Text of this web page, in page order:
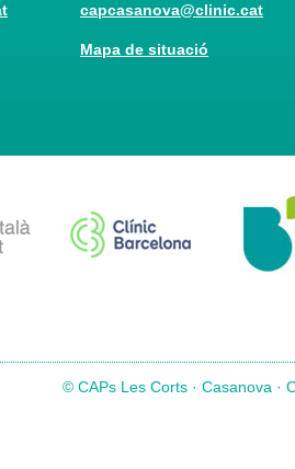
capcasanova@clinic.cat
Mapa de situació
© CAPs Les Corts · Casanova ·